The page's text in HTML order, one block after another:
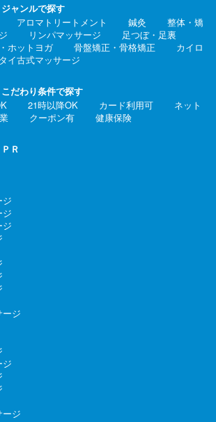
ャンルで探す
アロマトリートメント 鍼灸
整体・矯
リンパマッサージ
足つぼ・足裏
ホットヨガ 骨盤矯正・骨格矯正
カイロ
タイ古式マッサージ
だわり条件で探す
21時以降OK カード利用可
ネット
クーポン有 健康保険
Ｒ
ジ
ジ
ジ
ジ